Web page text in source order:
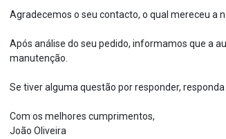
Agradecemos o seu contacto, o qual mereceu a
Após análise do seu pedido, informamos que a
manutenção.
Se tiver alguma questão por responder,
Com os melhores cumprimentos,
João Oliveira